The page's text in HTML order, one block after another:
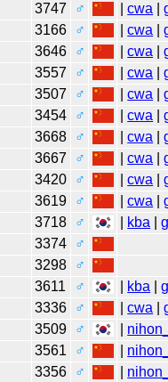
3747 ♂ |cwa |
3166 ♂ |cwa |
3646 ♂ |cwa |
3557 ♂ |cwa |
3507 ♂ |cwa |
3454 ♂ |cwa |
3668 ♂ |cwa |
3667 ♂ |cwa |
3420 ♂ |cwa |
3619 ♂ |cwa |
3718 ♂ kba |
3374
♂
3298
♂
3611 ♂ kba |
3336 ♂ |cwa |
3509 ♂
3561 ♂
3356 ♂